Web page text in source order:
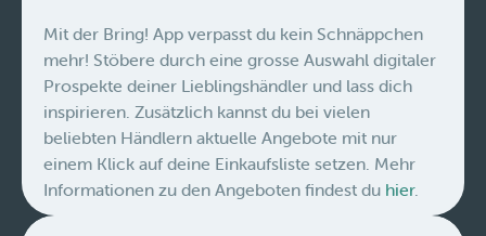
Mit der Bring! App verpasst du kein Schnäppchen
mehr! Stöbere durch eine grosse Auswahl digitaler
Prospekte deiner Lieblingshändler und lass dich
inspirieren. Zusätzlich kannst du bei vielen
beliebten Händlern aktuelle Angebote mit nur
einem Klick auf deine Einkaufsliste setzen. Mehr
Informationen zu den Angeboten findest du hier.